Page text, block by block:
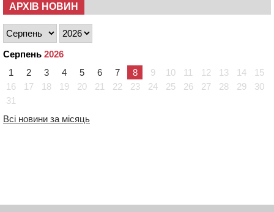
АРХІВ НОВИН
Серпень 2026
1
2 3 4 5 6 7 8 9 10 11 12 13 14
15
16
17 18 19 20 21 22 23 24 25 26 27 28 29
30
31
Всі новини за місяць